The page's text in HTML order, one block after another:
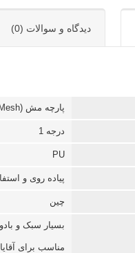
دیدگاه و سوالات (0)
پارچه مش (Mesh) با الیاف مصنوعی
درجه 1
PU
پیاده روی و
چین
بسیار سبک و
مناسب برای